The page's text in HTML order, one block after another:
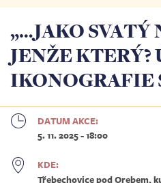
„…JAKO SVATÝ
JENŽE KTERÝ?
IKONOGRAFIE
DATUM AKCE:
5. 11. 2025 - 18:00
KDE:
Třebechovice pod Orebem,